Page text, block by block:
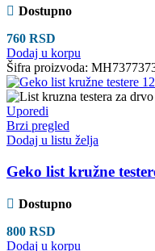
Dostupno
760 RSD
Dodaj u korpu
Šifra proizvoda:
Uporedi
Brzi pregled
Dodaj u listu želja
Geko list kružne
Dostupno
800 RSD
Dodaj u korpu